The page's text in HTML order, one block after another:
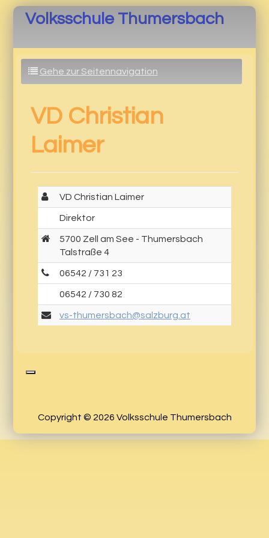
Volksschule Thumersbach
Gehe zur Seitennavigation
VD Christian
Laimer
VD Christian Laimer
Direktor
5700 Zell am See - Thumersbach
Talstraße 4
06542 / 731 23
06542 / 730 82
vs-thumersbach@salzburg.at
Copyright © 2026 Volksschule Thumersbach